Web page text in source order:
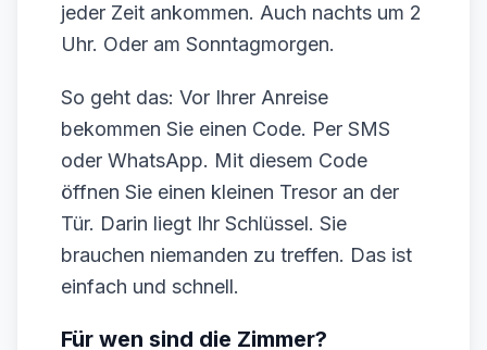
jeder Zeit ankommen. Auch nachts um 2
Uhr. Oder am Sonntagmorgen.
So geht das: Vor Ihrer Anreise
bekommen Sie einen Code. Per SMS
oder WhatsApp. Mit diesem Code
öffnen Sie einen kleinen Tresor an der
Tür. Darin liegt Ihr Schlüssel. Sie
brauchen niemanden zu treffen. Das ist
einfach und schnell.
Für wen sind die Zimmer?